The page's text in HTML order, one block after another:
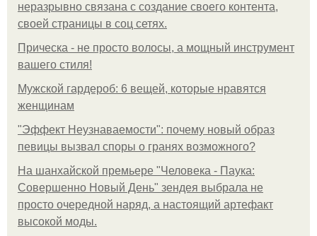
неразрывно связана с создание своего контента,
своей страницы в соц сетях.
Прическа - не просто волосы, а мощный инструмент
вашего стиля!
Мужской гардероб: 6 вещей, которые нравятся
женщинам
"Эффект Неузнаваемости": почему новый образ
певицы вызвал споры о гранях возможного?
На шанхайской премьере "Человека - Паука:
Совершенно Новый День" зендея выбрала не
просто очередной наряд, а настоящий артефакт
высокой моды.